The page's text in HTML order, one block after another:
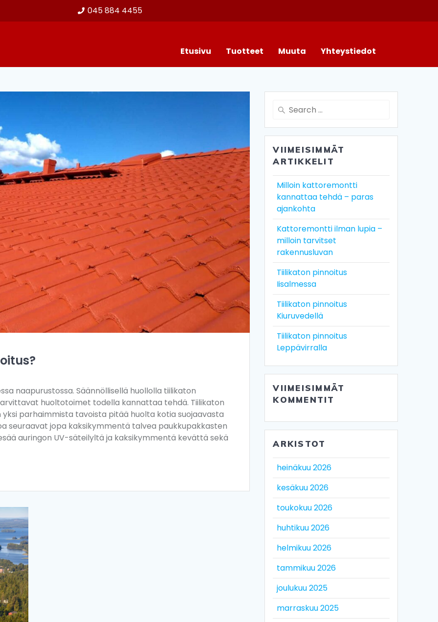
045 884 4455
Etusivu Tuotteet Muuta Yhteystiedot
naapurustossa. Säännöllisellä huollolla tiilikaton
huoltotoimet todella kannattaa tehdä. Tiilikaton
parhaimmista tavoista pitää huolta kotia suojaavasta
seuraavat jopa kaksikymmentä talvea paukkupakkasten
auringon UV-säteilyltä ja kaksikymmentä kevättä sekä
VIIMEISIMMÄT
ARTIKKELIT
Milloin kattoremontti
kannattaa tehdä – paras
ajankohta
Kattoremontti ilman lupia –
milloin tarvitset
rakennusluvan
Tiilikaton pinnoitus
Iisalmessa
Tiilikaton pinnoitus
Kiuruvedellä
Tiilikaton pinnoitus
Leppävirralla
VIIMEISIMMÄT
KOMMENTIT
ARKISTOT
heinäkuu 2026
kesäkuu 2026
toukokuu 2026
huhtikuu 2026
helmikuu 2026
tammikuu 2026
joulukuu 2025
marraskuu 2025